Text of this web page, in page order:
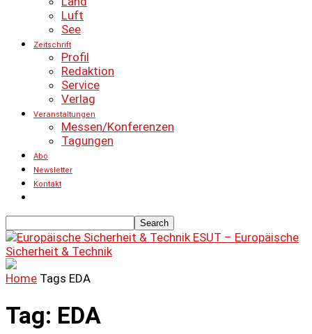
Luft
See
Zeitschrift
Profil
Redaktion
Service
Verlag
Veranstaltungen
Messen/Konferenzen
Tagungen
Abo
Newsletter
Kontakt
ESUT – Europäische
Sicherheit & Technik
Home Tags EDA
Tag: EDA